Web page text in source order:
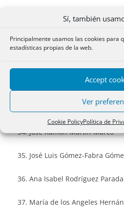
Sí, también
Principalmente usamos las cookies para
estadísticas propias de la web.
Accept
Ver
Cookie PolicyPolítica de
María Belén Santaolalla
José Antonio Pérez García
Isabel de la Fuensanta
María de los Angeles Ruiz
José Ramón Martín Marco
José Luis Gómez-Fabra
Ana Isabel Rodríguez Parada
María de los Angeles